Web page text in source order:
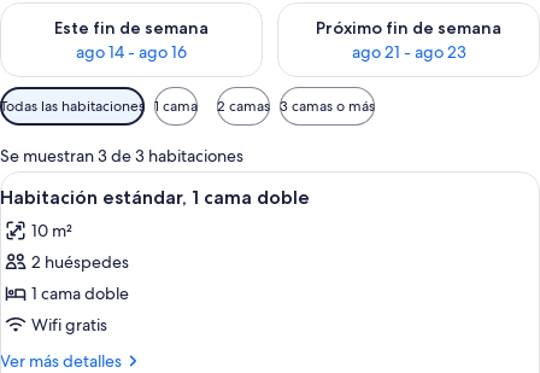
Este fin de semana
ago 14 - ago 16
Consulta la disponibilidad para este fin de semana, ago 14 -
Próximo fin de semana
ago 21 - ago 23
Consulta la disponibilidad
Filtros
disponibles
para
las
habitaciones
Todas las habitaciones 1 cama 2 camas 3 camas o más
Se muestran 3 de 3 habitaciones
Abrir
todas
las
fotos
de
Habitación
estándar,
Una habitación de hotel con cama,
10
Habitación estándar, 1 cama doble
10 m²
2 huéspedes
1 cama doble
Wifi gratis
Ver más detalles
Más